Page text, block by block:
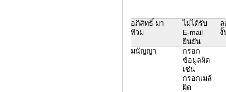
อภิสิทธิ์ มา
ท้วม
ไม่ได้รับ
E-mail
ยืนยัน
ล
งั้
มนัญญา
กรอก
ข้อมูลผิด
เช่น
กรอกเมล์
ผิด